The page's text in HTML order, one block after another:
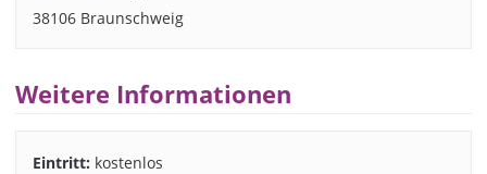
38106 Braunschweig
Weitere Informationen
Eintritt: kostenlos